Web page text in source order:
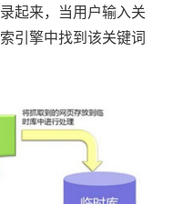
起来，当用户输入关
引擎中找到该关键词